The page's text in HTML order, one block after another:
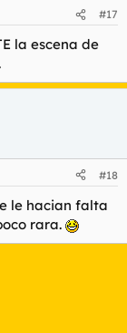
#17
la escena de
#18
le hacian falta
rara.